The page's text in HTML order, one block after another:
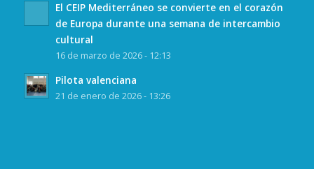
El CEIP Mediterráneo se convierte en el corazón
de Europa durante una semana de intercambio
cultural
16 de marzo de 2026 - 12:13
Pilota valenciana
21 de enero de 2026 - 13:26